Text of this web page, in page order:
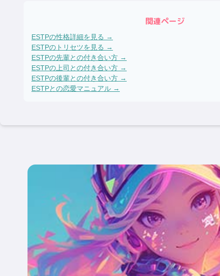
関連ページ
ESTPの性格詳細を見る →
ESTPのトリセツを見る →
ESTPの先輩との付き合い方 →
ESTPの上司との付き合い方 →
ESTPの後輩との付き合い方 →
ESTPとの恋愛マニュアル →